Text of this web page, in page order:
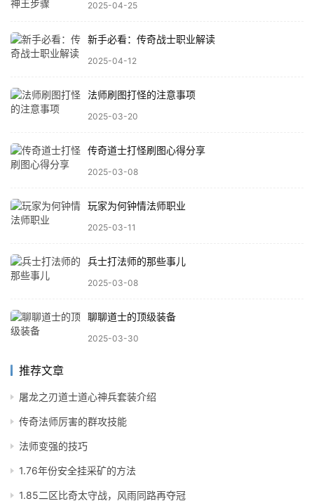
2025-04-25
新手必看：传奇战士职业解读
2025-04-12
法师刷图打怪的注意事项
2025-03-20
传奇道士打怪刷图心得分享
2025-03-08
玩家为何钟情法师职业
2025-03-11
兵士打法师的那些事儿
2025-03-08
聊聊道士的顶级装备
2025-03-30
推荐文章
屠龙之刃道士道心神兵套装介绍
传奇法师厉害的群攻技能
法师变强的技巧
1.76年份安全挂采矿的方法
1.85二区比奇太守战，风雨同路再夺冠